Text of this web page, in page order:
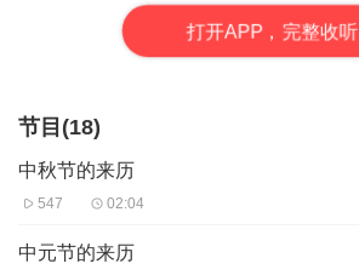
打开APP，完整收听
节目(18)
中秋节的来历
547 02:04
中元节的来历